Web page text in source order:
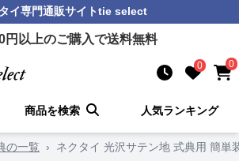
イ専門通販サイトtie select
円以上のご購入で送料無料
0 0
商品を検索 人気ランキング
の一覧 › ネクタイ 光沢サテン地 式典用 簡単